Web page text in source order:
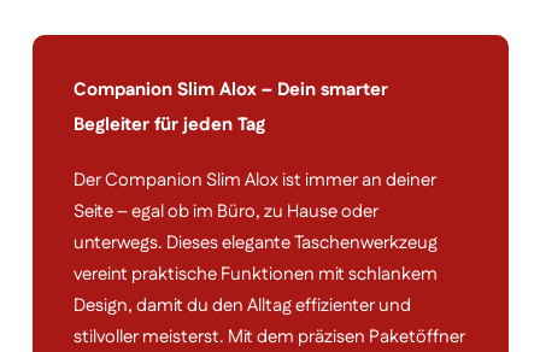
Companion Slim Alox – Dein smarter
Begleiter für jeden Tag
Der Companion Slim Alox ist immer an deiner
Seite – egal ob im Büro, zu Hause oder
unterwegs. Dieses elegante Taschenwerkzeug
vereint praktische Funktionen mit schlankem
Design, damit du den Alltag effizienter und
stilvoller meisterst. Mit dem präzisen Paketöffner